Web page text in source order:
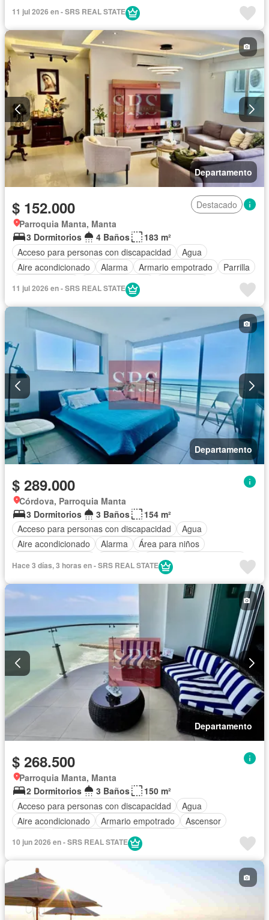
Estacionamiento
Internet
Piscina
Seguridad
Wifi
Completamente amoblado
11 jul 2026 en - SRS REAL STATE
Departamento
$ 152.000
Destacado
Parroquia Manta, Manta
3 Dormitorios
4 Baños
183 m²
Acceso para personas con discapacidad
Agua
Aire acondicionado
Alarma Armario empotrado
Parrilla
Cocina equipada
Estacionamiento
Garita de guardianía
Piscina
Parcialmente amoblado
11 jul 2026 en - SRS REAL STATE
Departamento
$ 289.000
Córdova, Parroquia Manta
3 Dormitorios
3 Baños
154 m²
Acceso para personas con discapacidad
Agua
Aire acondicionado
Alarma
Área para niños
Balcón
Cocina integral
Estacionamiento
Gas natural
Garita de guardianía
Internet
Seguridad
Terraza
Vista panorámica Wifi
Hace 3 días, 3 horas en - SRS REAL STATE
Departamento
$ 268.500
Parroquia Manta, Manta
2 Dormitorios
3 Baños
150 m²
Acceso para personas con discapacidad
Agua
Aire acondicionado
Armario empotrado
Ascensor
Cocina equipada
Cuarto de servicio
Electricidad
Gimnasio
Piscina
Conserje
Wifi
Completamente amoblado
10 jun 2026 en - SRS REAL STATE